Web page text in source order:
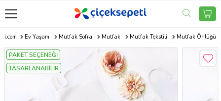
Ev Yaşam Mutfak Sofra Mutfak Mutfak Tekstili Mutfak Önlüğü
PAKET SEÇENEĞİ
TASARLANABİLİR